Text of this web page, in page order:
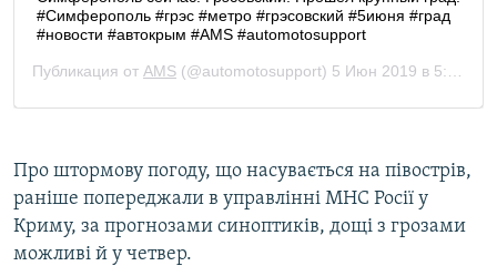
Про штормову погоду, що насувається на півострів,
раніше попереджали в управлінні МНС Росії у
Криму, за прогнозами синоптиків, дощі з грозами
можливі й у четвер.